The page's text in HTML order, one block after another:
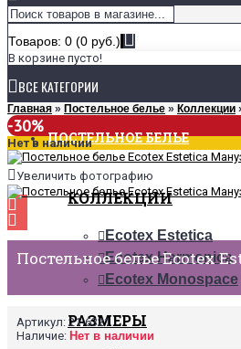
Товаров: 0 (0 руб.)
В корзине пусто!
ВСЕ КАТЕГОРИИ
ПОСТЕЛЬНОЕ БЕЛЬЕ
КОЛЛЕКЦИИ
Ecotex Estetica
Ecotex Harmonica
Ecotex Monospace
РАЗМЕРЫ
Главная » Постельное белье » Коллекции
-30%
Нет в наличии
Увеличить фотографию
Постельное белье Ecotex
Артикул: 21-6321
Наличие: Нет в наличии